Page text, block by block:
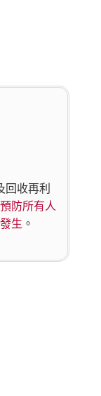
回收再利
預防所有人
生 。